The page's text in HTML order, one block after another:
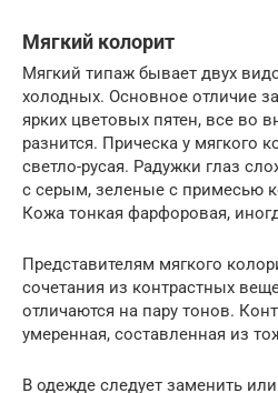
Мягкий колорит
Мягкий типаж бывает двух
холодных. Основное отличие
ярких цветовых пятен, все во
разнится. Прическа у мягкого
светло-русая. Радужки глаз
с серым, зеленые с примесью
Кожа тонкая фарфоровая,
Представителям мягкого
сочетания из контрастных
отличаются на пару тонов.
умеренная, составленная из
В одежде следует заменить